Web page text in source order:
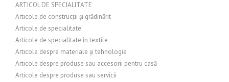
ARTICOL DE SPECIALITATE
Articole de construcții și grădinărit
Articole de specialitate
Articole de specialitate în textile
Articole despre materiale și tehnologie
Articole despre produse sau accesorii pentru casă
Articole despre produse sau servicii